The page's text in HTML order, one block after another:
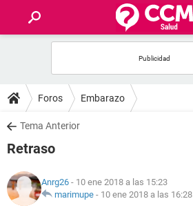
FOROS
SALUD
NUTRICIÓN
Foros Embarazo
Tema Anterior
Retraso
Anrg26 - 10 ene 2018 a las 15:23
marimupe - 10 ene 2018 a las 16:28